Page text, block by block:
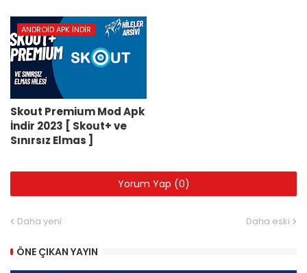
ANDROID APK İNDIR
Skout Premium Mod Apk
İndir 2023 [ Skout+ ve
Sınırsız Elmas ]
Yorum Yap (0)
Daha yeni Daha eski
ÖNE ÇIKAN YAYIN